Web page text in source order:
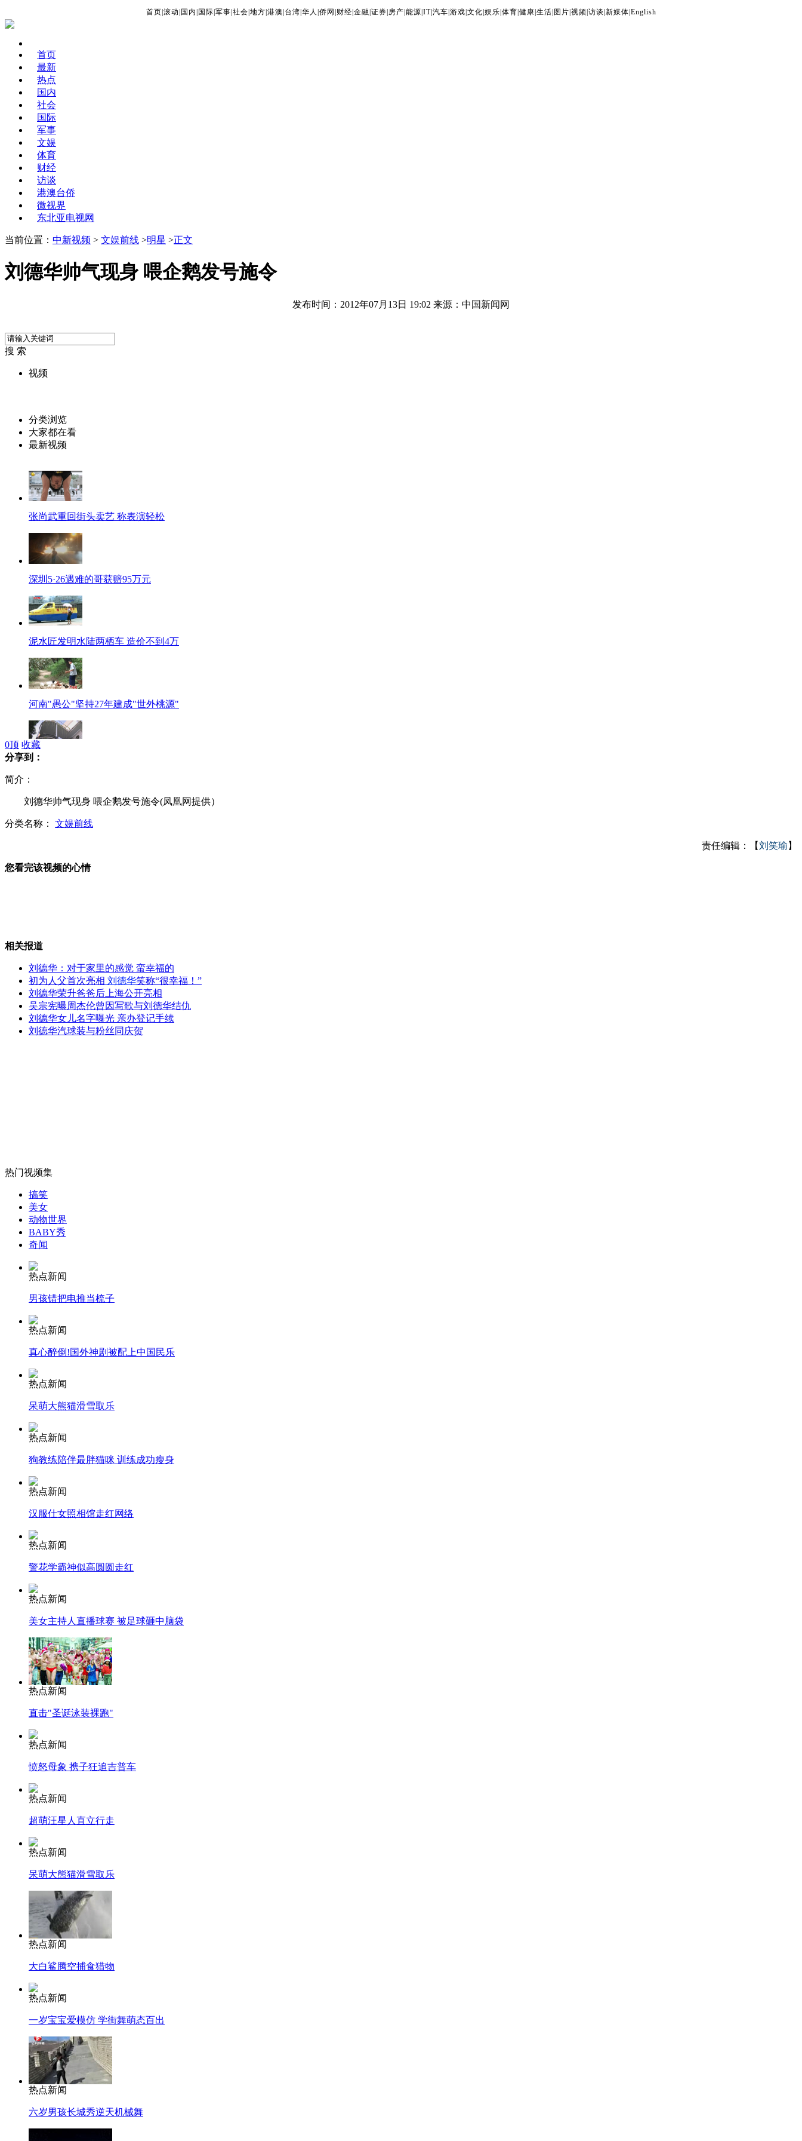
首页 滚动 国内 国际 军事 社会 地方 港澳 台湾 华人 侨网 财经 金融 证券 房产 能源 IT| 汽车 游戏 文化 娱乐 体育 健康 生活 图片 视频 访谈 新媒体 English
首页
最新
热点
国内
社会
国际
军事
文娱
体育
财经
访谈
港澳台侨
微视界
东北亚电视网
当前位置： 中新视频 > 文娱前线 >明星 >正文
刘德华帅气现身 喂企鹅发号施令
发布时间：2012年07月13日 19:02 来源：中国新闻网
搜 索
视频
分类浏览
大家都在看
最新视频
张尚武重回街头卖艺 称表演轻松
深圳5·26遇难的哥获赔95万元
泥水匠发明水陆两栖车 造价不到4万
河南"愚公"坚持27年建成"世外桃源"
男子不慎手“卡”机器 紧急施救
实拍小贝携子就餐 女侍者集体围观
中孟维和部队举行联合防卫演练
无痛分娩是否安全 医生回应
外交部：反对强权政治霸凌主义
外交部：有关国家言论片面不公正
安徽一实载49人客车翻车
走！跟着总书记去植树
消防员救轻生者
纽约上演“枕头大战”
司机酒驾遇交警 急速倒车逃窜
0顶 收藏
分享到：
简介：
刘德华帅气现身 喂企鹅发号施令(凤凰网提供）
分类名称： 文娱前线
责任编辑：【刘笑瑜 】
您看完该视频的心情
相关报道
刘德华：对于家里的感觉 蛮幸福的
初为人父首次亮相 刘德华笑称“很幸福！”
刘德华荣升爸爸后上海公开亮相
吴宗宪曝周杰伦曾因写歌与刘德华结仇
刘德华女儿名字曝光 亲办登记手续
刘德华汽球装与粉丝同庆贺
热门视频集
搞笑
美女
动物世界
BABY秀
奇闻
热点新闻
男孩错把电推当梳子
热点新闻
真心醉倒!国外神剧被配上中国民乐
热点新闻
呆萌大熊猫滑雪取乐
热点新闻
狗教练陪伴最胖猫咪 训练成功瘦身
热点新闻
汉服仕女照相馆走红网络
热点新闻
警花学霸神似高圆圆走红
热点新闻
美女主持人直播球赛 被足球砸中脑袋
热点新闻
直击"圣诞泳装裸跑"
热点新闻
愤怒母象 携子狂追吉普车
热点新闻
超萌汪星人直立行走
热点新闻
呆萌大熊猫滑雪取乐
热点新闻
大白鲨腾空捕食猎物
热点新闻
一岁宝宝爱模仿 学街舞萌态百出
热点新闻
六岁男孩长城秀逆天机械舞